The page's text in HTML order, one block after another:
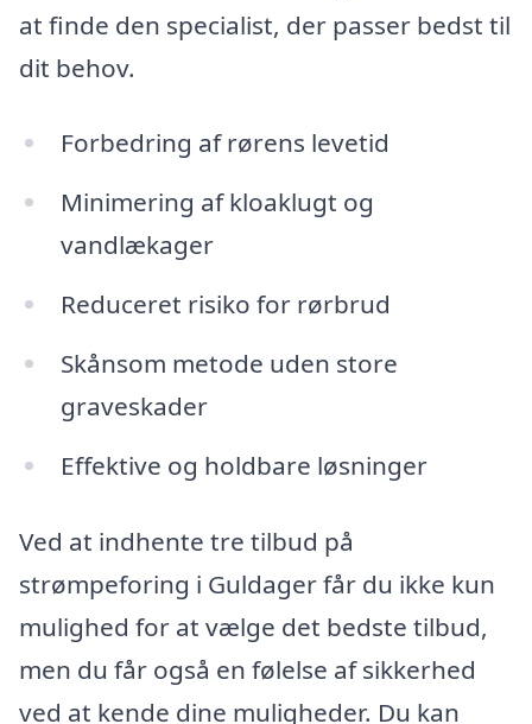
at finde den specialist, der passer bedst til
dit behov.
Forbedring af rørens levetid
Minimering af kloaklugt og
vandlækager
Reduceret risiko for rørbrud
Skånsom metode uden store
graveskader
Effektive og holdbare løsninger
Ved at indhente tre tilbud på
strømpeforing i Guldager får du ikke kun
mulighed for at vælge det bedste tilbud,
men du får også en følelse af sikkerhed
ved at kende dine muligheder. Du kan